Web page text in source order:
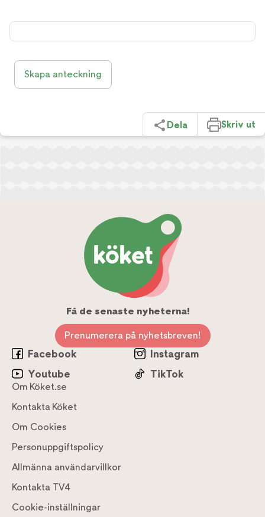
Skapa anteckning
Dela Skriv ut
Få de senaste nyheterna!
Prenumerera på nyhetsbreven!
Facebook
Instagram
Youtube
TikTok
Om Köket.se
Kontakta Köket
Om Cookies
Personuppgiftspolicy
Allmänna användarvillkor
Kontakta TV4
Cookie-inställningar